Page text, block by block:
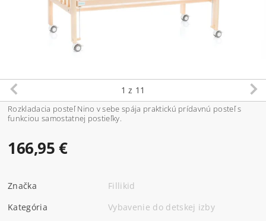
1 z 11
Rozkladacia posteľ Nino v sebe spája praktickú prídavnú posteľ s
funkciou samostatnej postieľky.
166,95 €
Značka
Fillikid
Kategória
Vybavenie do detskej izby